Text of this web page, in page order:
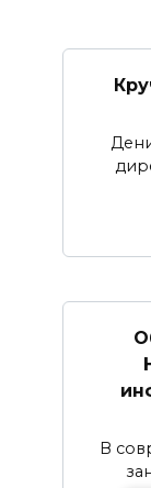
В